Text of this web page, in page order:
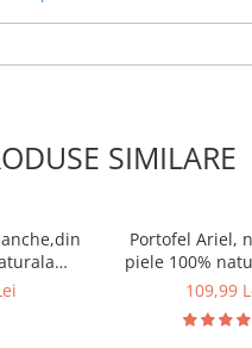
SIMILARE
Portofel Ariel,
piele 100%
109,99